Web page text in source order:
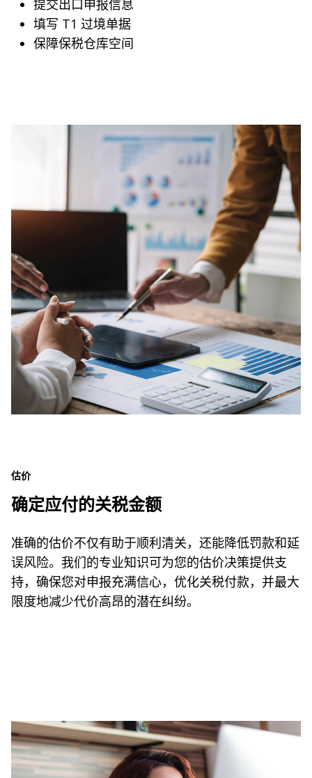
提交出口申报信息
填写 T1 过境单据
保障保税仓库空间
估价
确定应付的关税金额
准确的估价不仅有助于顺利清关，还能降低罚款和延
误风险。我们的专业知识可为您的估价决策提供支
持，确保您对申报充满信心，优化关税付款，并最大
限度地减少代价高昂的潜在纠纷。